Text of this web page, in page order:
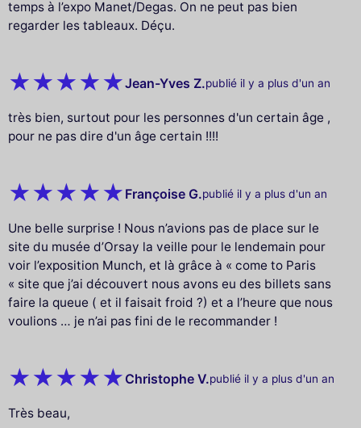
temps à l’expo Manet/Degas. On ne peut pas bien
regarder les tableaux. Déçu.
Jean-Yves Z.publié il y a plus d'un an
très bien, surtout pour les personnes d'un certain âge ,
pour ne pas dire d'un âge certain !!!!
Françoise G.publié il y a plus d'un an
Une belle surprise ! Nous n’avions pas de place sur le
site du musée d’Orsay la veille pour le lendemain pour
voir l’exposition Munch, et là grâce à « come to Paris
« site que j’ai découvert nous avons eu des billets sans
faire la queue ( et il faisait froid ?) et a l’heure que nous
voulions … je n’ai pas fini de le recommander !
Christophe V.publié il y a plus d'un an
Très beau,